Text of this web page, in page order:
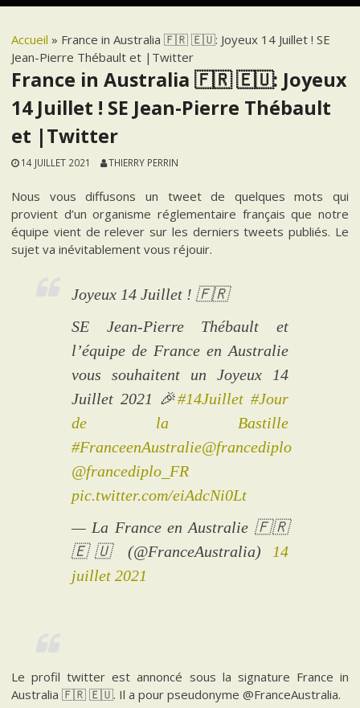
Accueil » France in Australia 🇫🇷 🇪🇺: Joyeux 14 Juillet ! SE
Jean-Pierre Thébault et |Twitter
France in Australia 🇫🇷 🇪🇺: Joyeux
14 Juillet ! SE Jean-Pierre Thébault
et |Twitter
14 JUILLET 2021 THIERRY PERRIN
Nous vous diffusons un tweet de quelques mots qui
provient d’un organisme réglementaire français que notre
équipe vient de relever sur les derniers tweets publiés. Le
sujet va inévitablement vous réjouir.
Joyeux 14 Juillet ! 🇫🇷
SE Jean-Pierre Thébault et
l’équipe de France en Australie
vous souhaitent un Joyeux 14
Juillet 2021 🎉#14Juillet #Jour
de la Bastille
#FranceenAustralie@francediplo
@francediplo_FR
pic.twitter.com/eiAdcNi0Lt
— La France en Australie 🇫🇷
🇪🇺 (@FranceAustralia) 14
juillet 2021
Le profil twitter est annoncé sous la signature France in
Australia 🇫🇷 🇪🇺. Il a pour pseudonyme @FranceAustralia.